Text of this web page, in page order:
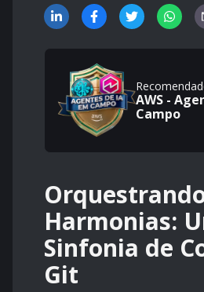
AWS -
Campo
Harmonias:
Sinfonia de
Git